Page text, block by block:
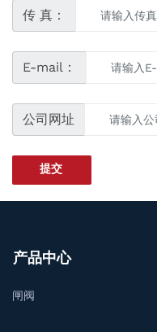
传 真：
E-mail：
公司网址
提交
产品中心
闸阀